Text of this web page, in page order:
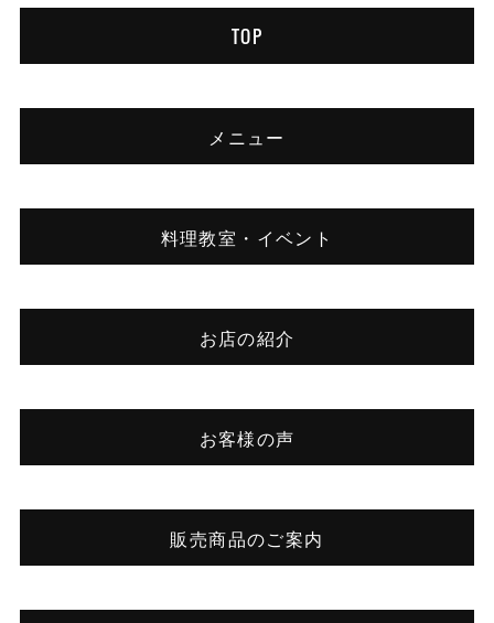
TOP
メニュー
料理教室・イベント
お店の紹介
お客様の声
販売商品のご案内